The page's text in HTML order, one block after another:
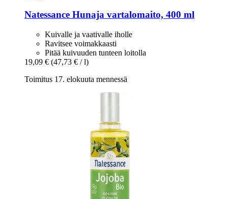
Natessance Hunaja vartalomaito, 400 ml
Kuivalle ja vaativalle iholle
Ravitsee voimakkaasti
Pitää kuivuuden tunteen loitolla
19,09 € (47,73 € / l)
Toimitus 17. elokuuta mennessä